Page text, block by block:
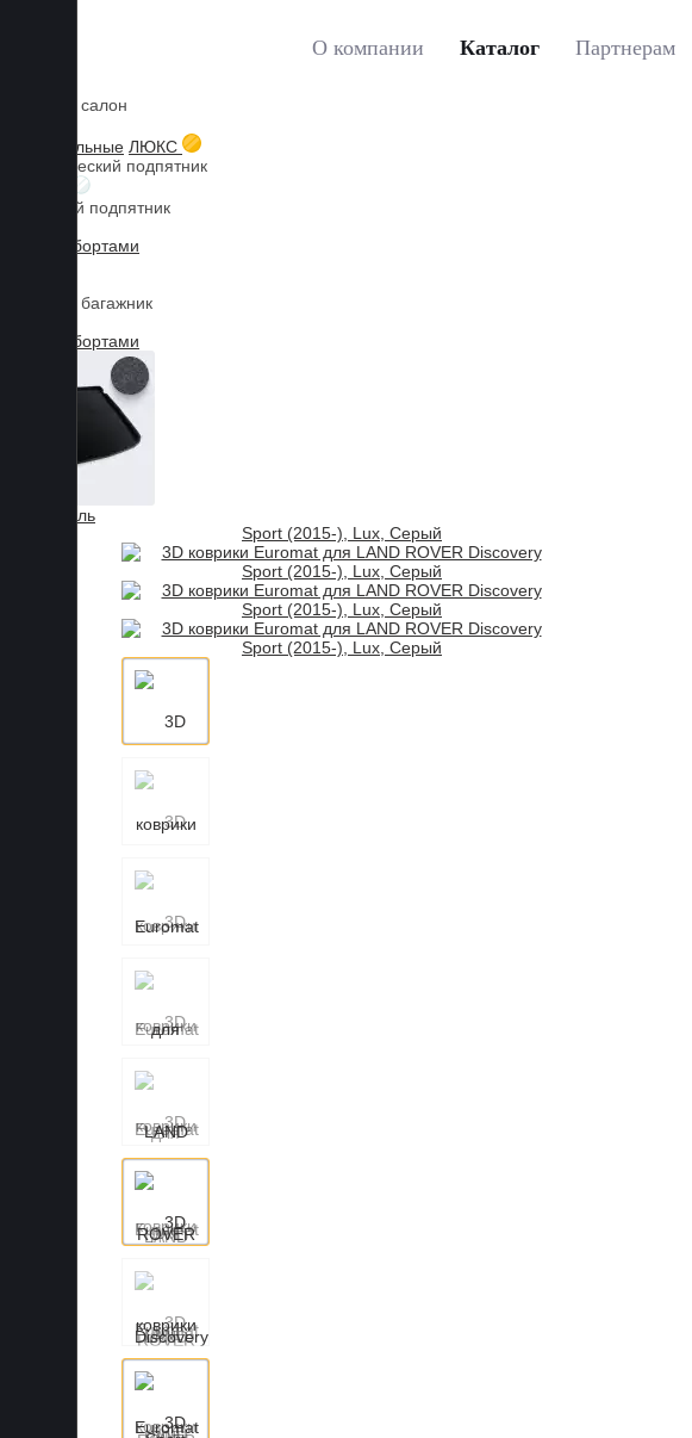
О компании Каталог Партнерам
Коврики в салон
3D текстильные ЛЮКС
Металлический подпятник
Резиновый подпятник
3D Eva с бортами
Коврики в багажник
3D Eva с бортами
3D Текстиль
Главная